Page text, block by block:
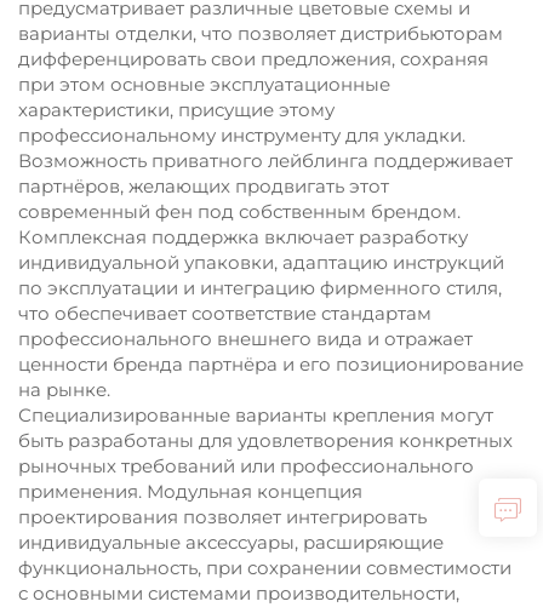
предусматривает различные цветовые схемы и
варианты отделки, что позволяет дистрибьюторам
дифференцировать свои предложения, сохраняя
при этом основные эксплуатационные
характеристики, присущие этому
профессиональному инструменту для укладки.
Возможность приватного лейблинга поддерживает
партнёров, желающих продвигать этот
современный фен под собственным брендом.
Комплексная поддержка включает разработку
индивидуальной упаковки, адаптацию инструкций
по эксплуатации и интеграцию фирменного стиля,
что обеспечивает соответствие стандартам
профессионального внешнего вида и отражает
ценности бренда партнёра и его позиционирование
на рынке.
Специализированные варианты крепления могут
быть разработаны для удовлетворения конкретных
рыночных требований или профессионального
применения. Модульная концепция
проектирования позволяет интегрировать
индивидуальные аксессуары, расширяющие
функциональность, при сохранении совместимости
с основными системами производительности,